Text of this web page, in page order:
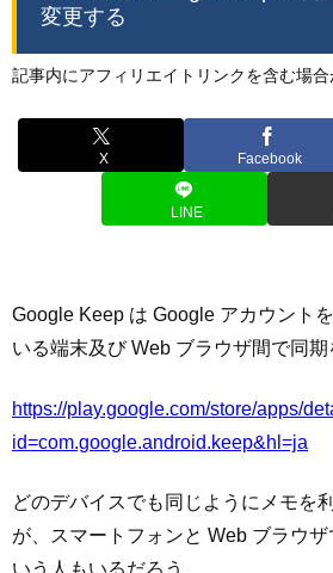
変更する
記事内にアフィリエイトリンクを含む場
X Facebook
LINE
Google Keep は Google アカウント
いる端末及び Web ブラウザ間で同期
https://play.google.com/store/apps/
id=com.google.android.keep&hl=ja
どのデバイスでも同じようにメモを
が、スマートフォンと Web ブラウ
いう人もいるだろう。